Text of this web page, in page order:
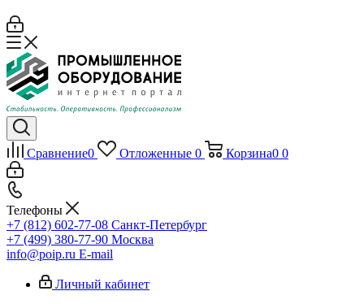
Сравнение0 Отложенные 0 Корзина0 0
Телефоны
+7 (812) 602-77-08 Санкт-Петербург
+7 (499) 380-77-90 Москва
info@poip.ru E-mail
Личный кабинет